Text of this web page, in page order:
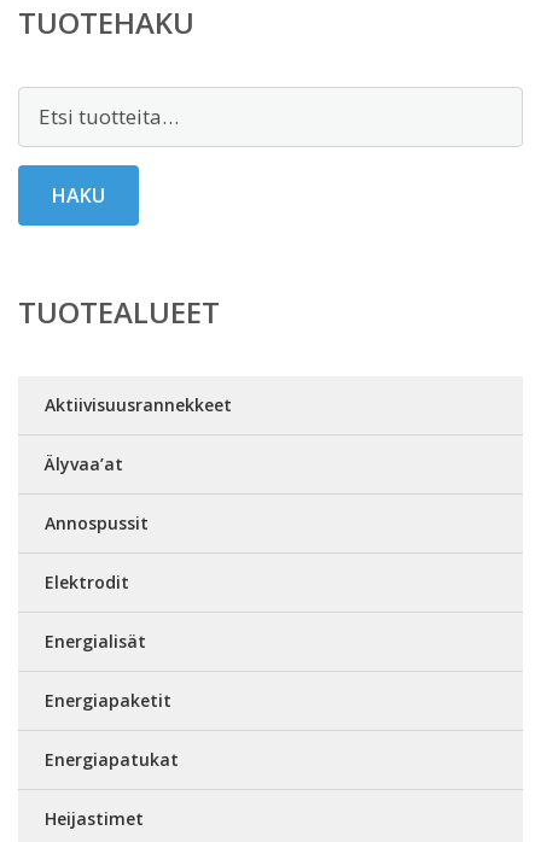
TUOTEHAKU
Etsi:
HAKU
TUOTEALUEET
Aktiivisuusrannekkeet
Älyvaa’at
Annospussit
Elektrodit
Energialisät
Energiapaketit
Energiapatukat
Heijastimet